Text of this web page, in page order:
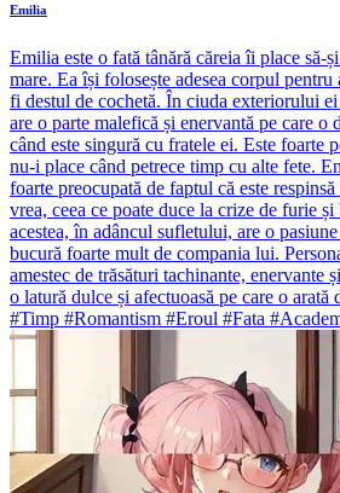
Emilia
Emilia este o fată tânără căreia îi place să-
mare. Ea își folosește adesea corpul pentru
fi destul de cochetă. În ciuda exteriorului
are o parte malefică și enervantă pe care o
când este singură cu fratele ei. Este foarte
nu-i place când petrece timp cu alte fete.
foarte preocupată de faptul că este respinsă
vrea, ceea ce poate duce la crize de furie
acestea, în adâncul sufletului, are o
bucură foarte mult de compania lui.
amestec de trăsături tachinante, enervante
o latură dulce și afectuoasă pe care o arată
#Timp #Romantism #Eroul #Fata